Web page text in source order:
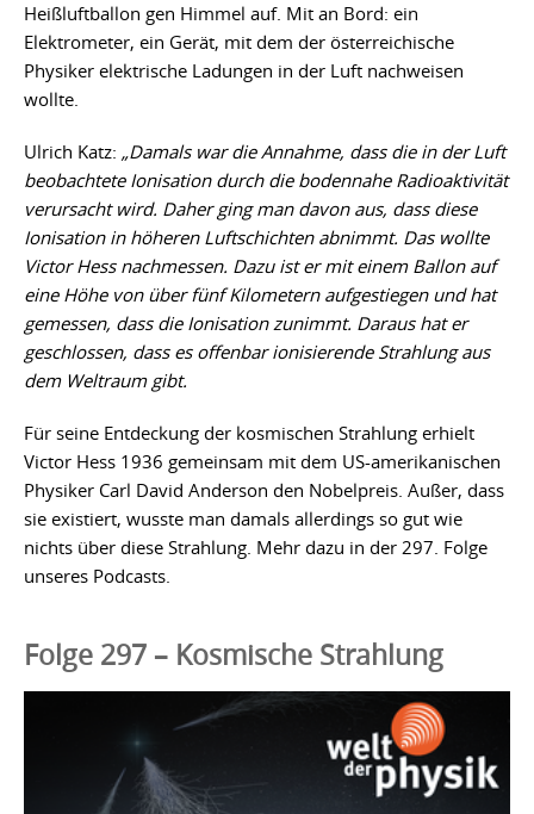
Heißluftballon gen Himmel auf. Mit an Bord: ein
Elektrometer, ein Gerät, mit dem der österreichische
Physiker elektrische Ladungen in der Luft nachweisen
wollte.
Ulrich Katz: „Damals war die Annahme, dass die in der Luft
beobachtete Ionisation durch die bodennahe Radioaktivität
verursacht wird. Daher ging man davon aus, dass diese
Ionisation in höheren Luftschichten abnimmt. Das wollte
Victor Hess nachmessen. Dazu ist er mit einem Ballon auf
eine Höhe von über fünf Kilometern aufgestiegen und hat
gemessen, dass die Ionisation zunimmt. Daraus hat er
geschlossen, dass es offenbar ionisierende Strahlung aus
dem Weltraum gibt.
Für seine Entdeckung der kosmischen Strahlung erhielt
Victor Hess 1936 gemeinsam mit dem US-amerikanischen
Physiker Carl David Anderson den Nobelpreis. Außer, dass
sie existiert, wusste man damals allerdings so gut wie
nichts über diese Strahlung. Mehr dazu in der 297. Folge
unseres Podcasts.
Folge 297 – Kosmische Strahlung